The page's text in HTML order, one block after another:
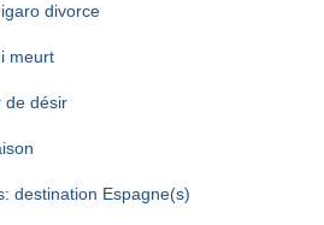
divorce
meurt
de désir
destination Espagne(s)